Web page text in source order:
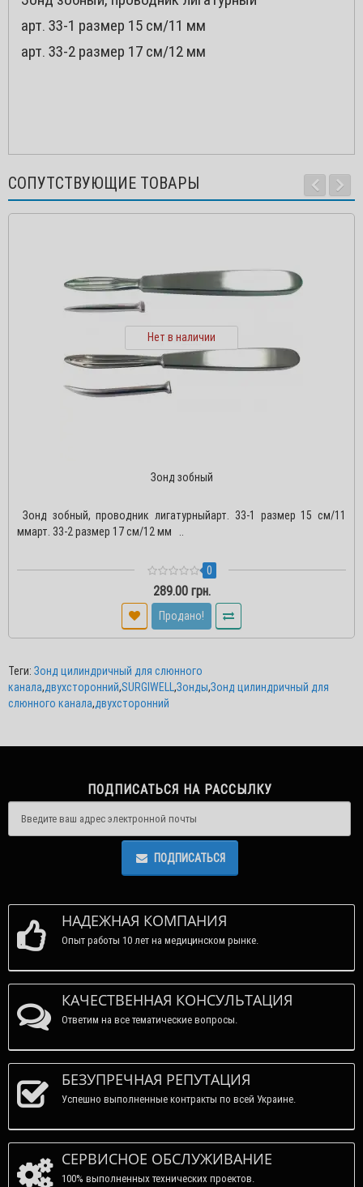
арт. 33-1 размер 15 см/11 мм
арт. 33-2 размер 17 см/12 мм
СОПУТСТВУЮЩИЕ ТОВАРЫ
Нет в наличии
Зонд зобный
Зонд зобный, проводник лигатурныйарт. 33-1 размер 15 см/11
ммарт. 33-2 размер 17 см/12 мм ..
0
289.00 грн.
Продано!
Теги: Зонд цилиндричный для слюнного
канала,двухсторонний,SURGIWELL,Зонды,Зонд цилиндричный для
слюнного канала,двухсторонний
ПОДПИСАТЬСЯ НА РАССЫЛКУ
ПОДПИСАТЬСЯ
НАДЕЖНАЯ КОМПАНИЯ
Опыт работы 10 лет на медицинском рынке.
КАЧЕСТВЕННАЯ КОНСУЛЬТАЦИЯ
Ответим на все тематические вопросы.
БЕЗУПРЕЧНАЯ РЕПУТАЦИЯ
Успешно выполненные контракты по всей Украине.
СЕРВИСНОЕ ОБСЛУЖИВАНИЕ
100% выполненных технических проектов.